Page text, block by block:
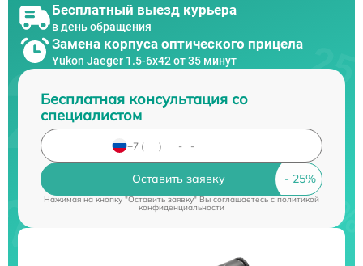
Бесплатный выезд курьера
в день обращения
Замена корпуса оптического прицела
Yukon Jaeger 1.5-6x42 от 35 минут
Бесплатная консультация со
специалистом
Оставить заявку
Нажимая на кнопку "Оставить заявку" Вы соглашаетесь cполитикой
конфиденциальности